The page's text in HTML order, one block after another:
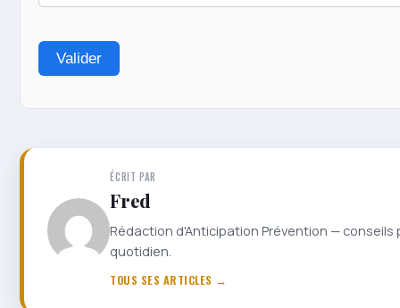
Valider
ÉCRIT PAR
Fred
Rédaction d'Anticipation Prévention —
quotidien.
TOUS SES ARTICLES →